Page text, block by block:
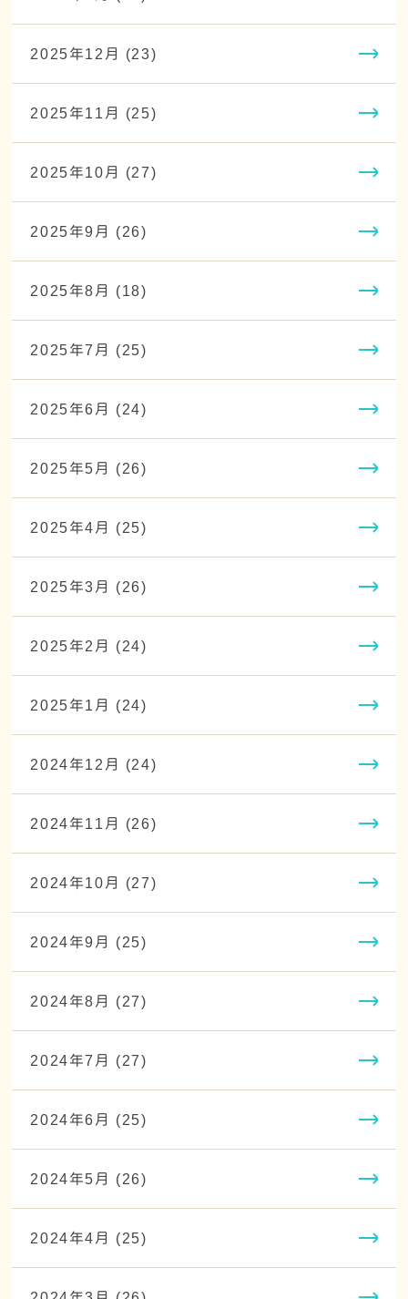
2025年12月 (23)
2025年11月 (25)
2025年10月 (27)
2025年9月 (26)
2025年8月 (18)
2025年7月 (25)
2025年6月 (24)
2025年5月 (26)
2025年4月 (25)
2025年3月 (26)
2025年2月 (24)
2025年1月 (24)
2024年12月 (24)
2024年11月 (26)
2024年10月 (27)
2024年9月 (25)
2024年8月 (27)
2024年7月 (27)
2024年6月 (25)
2024年5月 (26)
2024年4月 (25)